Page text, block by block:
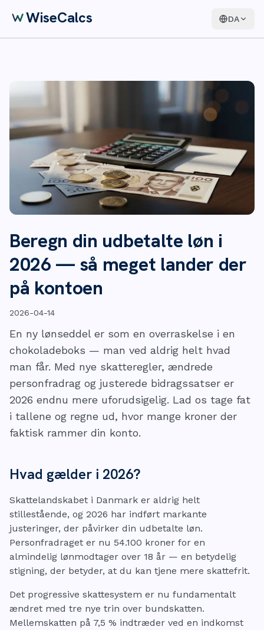
WiseCalcs DA
Beregn din udbetalte løn i
2026 — så meget lander der
på kontoen
2026-04-14
En ny lønseddel er som en overraskelse i en
chokoladeboks — man ved aldrig helt hvad
man får. Med nye skatteregler, ændrede
personfradrag og justerede bidragssatser er
2026 endnu mere uforudsigelig. Lad os tage fat
i tallene og regne ud, hvor mange kroner der
faktisk rammer din konto.
Hvad gælder i 2026?
Skattelandskabet i Danmark er aldrig helt
stillestående, og 2026 har indført markante
justeringer, der påvirker din udbetalte løn.
Personfradraget er nu 54.100 kroner for en
almindelig lønmodtager over 18 år — en betydelig
stigning, der betyder, at du kan tjene mere skattefrit.
Det progressive skattesystem er nu fundamentalt
ændret med tre nye trin over bundskatten.
Mellemskatten på 7,5 % indtræder ved en indkomst